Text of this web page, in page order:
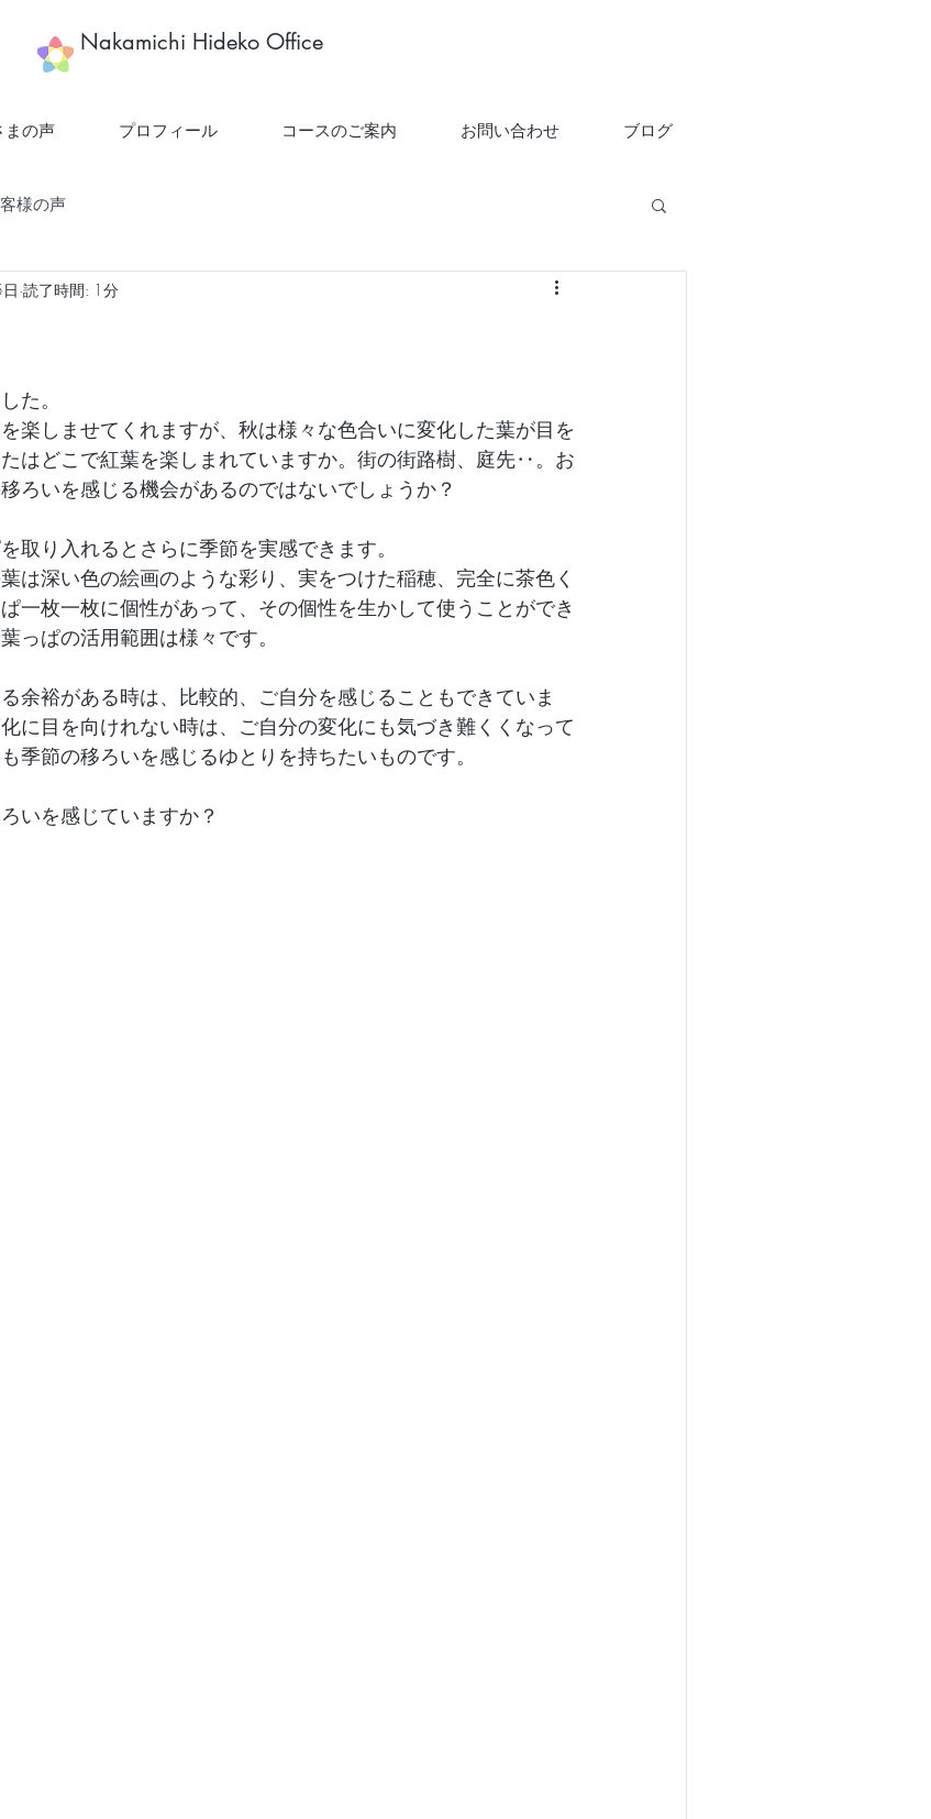
​Nakamichi Hideko Office
まの声 プロフィール コースのご案内 お問い合わせ ブログ
様の声
読了時間: 1分
た。
楽しませてくれますが、秋は様々な色合いに変化した葉が目を
はどこで紅葉を楽しまれていますか。街の街路樹、庭先‥。お
ろいを感じる機会があるのではないでしょうか？
取り入れるとさらに季節を実感できます。
は深い色の絵画のような彩り、実をつけた稲穂、完全に茶色く
一枚一枚に個性があって、その個性を生かして使うことができ
っぱの活用範囲は様々です。
余裕がある時は、比較的、ご自分を感じることもできていま
に目を向けれない時は、ご自分の変化にも気づき難くくなって
季節の移ろいを感じるゆとりを持ちたいものです。
いを感じていますか？